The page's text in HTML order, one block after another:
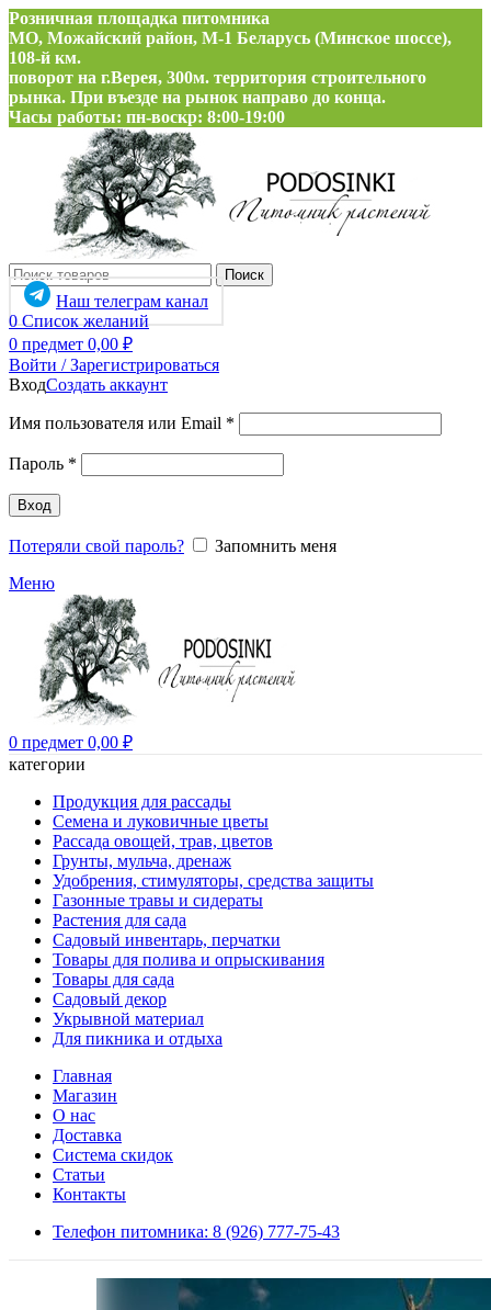
Розничная площадка питомника
МО, Можайский район, М-1 Беларусь (Минское шоссе),
108-й км.
поворот на г.Верея, 300м. территория строительного
рынка. При въезде на рынок направо до конца.
Часы работы: пн-воскр: 8:00-19:00
Поиск
Наш телеграм канал
0 Список желаний
0 предмет 0,00 ₽
Войти / Зарегистрироваться
ВходСоздать аккаунт
Имя пользователя или Email *
Пароль *
Вход
Потеряли свой пароль?
Запомнить меня
Меню
0 предмет 0,00 ₽
категории
Продукция для рассады
Семена и луковичные цветы
Рассада овощей, трав, цветов
Грунты, мульча, дренаж
Удобрения, стимуляторы, средства защиты
Газонные травы и сидераты
Растения для сада
Садовый инвентарь, перчатки
Товары для полива и опрыскивания
Товары для сада
Садовый декор
Укрывной материал
Для пикника и отдыха
Главная
Магазин
О нас
Доставка
Система скидок
Статьи
Контакты
Телефон питомника: 8 (926) 777-75-43